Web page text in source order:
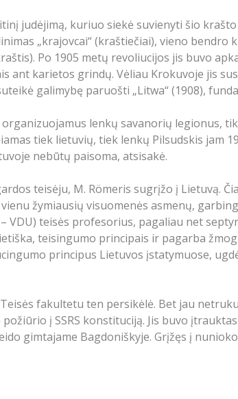
judėjimą, kuriuo siekė suvienyti šio
„krajovcai“ (kraštiečiai), vieno
Po 1905 metų revoliucijos jis buvo
ant karietos grindų. Vėliau Krokuvoje jis
galimybę paruošti „Litwa“ (1908),
organizuojamus lenkų savanorių legionus,
tiek lietuvių, tiek lenkų Pilsudskis jam
nebūtų paisoma, atsisakė.
teisėju, M. Römeris sugrįžo į Lietuvą.
žymiausių visuomenės asmenų,
VDU) teisės profesorius, pagaliau net
teisingumo principais ir pagarba
principus Lietuvos įstatymuose,
fakultetu ten persikėlė. Bet jau
į SSRS konstituciją. Jis buvo
gimtajame Bagdoniškyje. Grįžęs į